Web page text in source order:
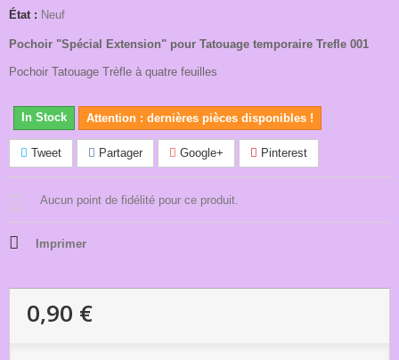
État : Neuf
Pochoir "Spécial Extension" pour Tatouage temporaire Trefle 001
Pochoir Tatouage Trèfle à quatre feuilles
In Stock Attention : dernières pièces disponibles !
Tweet Partager Google+ Pinterest
Aucun point de fidélité pour ce produit.
Imprimer
0,90 €